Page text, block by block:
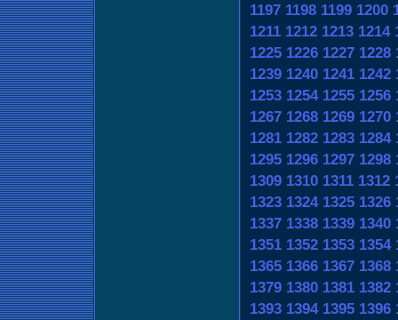
1197 1198 1199 1200
1211 1212 1213 1214
1225 1226 1227 1228
1239 1240 1241 1242
1253 1254 1255 1256
1267 1268 1269 1270
1281 1282 1283 1284
1295 1296 1297 1298
1309 1310 1311 1312
1323 1324 1325 1326
1337 1338 1339 1340
1351 1352 1353 1354
1365 1366 1367 1368
1379 1380 1381 1382
1393 1394 1395 1396